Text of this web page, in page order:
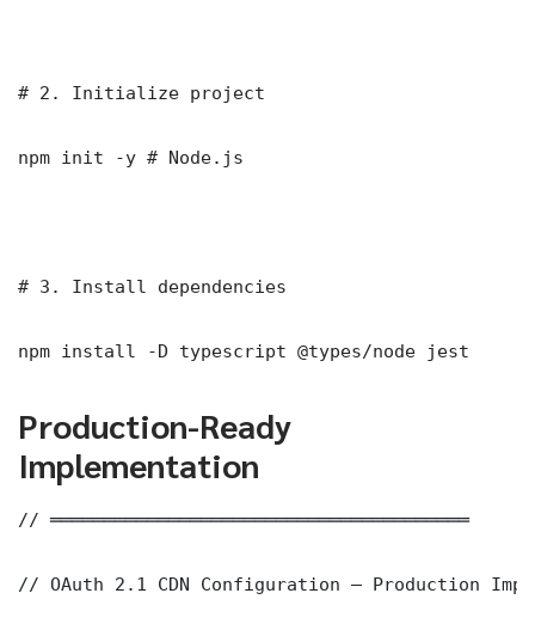
# 2. Initialize project
npm init -y # Node.js
# 3. Install dependencies
npm install -D typescript @types/node jest
Production-Ready
Implementation
// ═══════════════════════════════════════
// OAuth 2.1 CDN Configuration — Production